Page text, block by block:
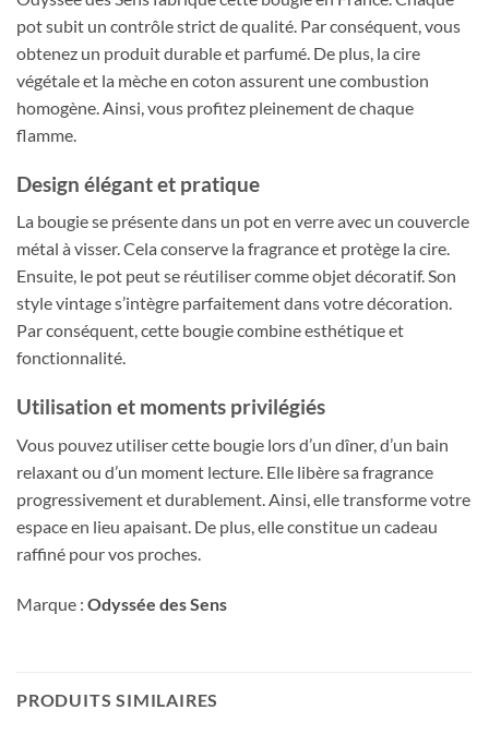
pot subit un contrôle strict de qualité. Par conséquent, vous
obtenez un produit durable et parfumé. De plus, la cire
végétale et la mèche en coton assurent une combustion
homogène. Ainsi, vous profitez pleinement de chaque
flamme.
Design élégant et pratique
La bougie se présente dans un pot en verre avec un couvercle
métal à visser. Cela conserve la fragrance et protège la cire.
Ensuite, le pot peut se réutiliser comme objet décoratif. Son
style vintage s’intègre parfaitement dans votre décoration.
Par conséquent, cette bougie combine esthétique et
fonctionnalité.
Utilisation et moments privilégiés
Vous pouvez utiliser cette bougie lors d’un dîner, d’un bain
relaxant ou d’un moment lecture. Elle libère sa fragrance
progressivement et durablement. Ainsi, elle transforme votre
espace en lieu apaisant. De plus, elle constitue un cadeau
raffiné pour vos proches.
Marque : Odyssée des Sens
PRODUITS SIMILAIRES